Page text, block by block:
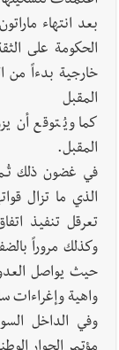
بعد انتهاء
الحكومة على
خارجية بدءاً من
المقبل
كما ويُتوقع أن
المقبل.
في غضون ذلك
الذي ما تزال
تعرقل تنفيذ
وكذلك مروراً
حيث يواصل
واهية وإغراءات
وفي الداخل